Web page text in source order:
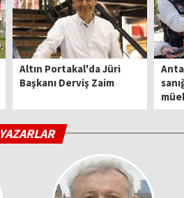
Altın Portakal'da Jüri
Başkanı Derviş Zaim
YAZARLAR